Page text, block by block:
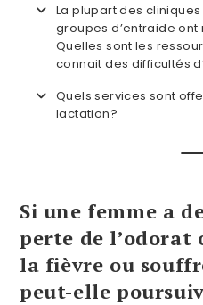
La plupart des
groupes d’entraide
Quelles sont les
connait des difficultés
Quels services sont
lactation?
Si une femme a
perte de l’odorat
la fièvre ou
peut-elle